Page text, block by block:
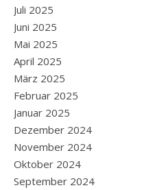
Juli 2025
Juni 2025
Mai 2025
April 2025
März 2025
Februar 2025
Januar 2025
Dezember 2024
November 2024
Oktober 2024
September 2024